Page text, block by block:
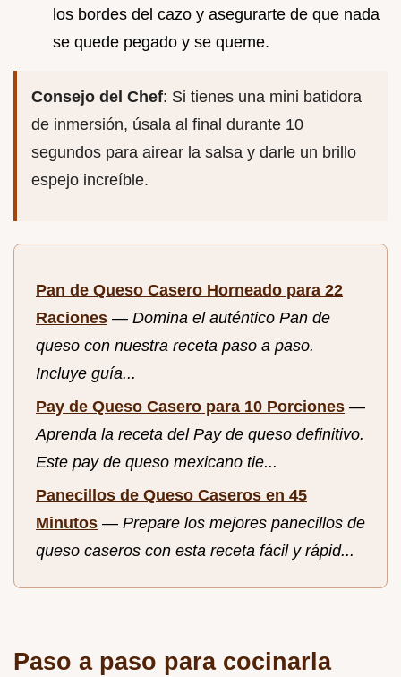
los bordes del cazo y asegurarte de que nada
se quede pegado y se queme.
Consejo del Chef: Si tienes una mini batidora
de inmersión, úsala al final durante 10
segundos para airear la salsa y darle un brillo
espejo increíble.
Pan de Queso Casero Horneado para 22
Raciones — Domina el auténtico Pan de
queso con nuestra receta paso a paso.
Incluye guía...
Pay de Queso Casero para 10 Porciones —
Aprenda la receta del Pay de queso definitivo.
Este pay de queso mexicano tie...
Panecillos de Queso Caseros en 45
Minutos — Prepare los mejores panecillos de
queso caseros con esta receta fácil y rápid...
Paso a paso para cocinarla